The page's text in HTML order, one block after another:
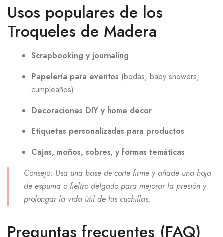
Usos populares de los
Troqueles de Madera
Scrapbooking y journaling
Papelería para eventos (bodas, baby showers,
cumpleaños)
Decoraciones DIY y home decor
Etiquetas personalizadas para productos
Cajas, moños, sobres, y formas temáticas
Consejo: Usa una base de corte firme y añade una hoja
de espuma o fieltro delgado para mejorar la presión y
prolongar la vida útil de las cuchillas.
Preguntas frecuentes (FAQ)